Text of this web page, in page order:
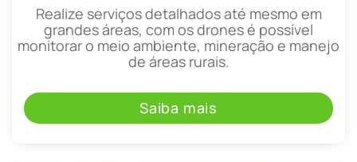
Realize serviços detalhados até mesmo em
grandes áreas, com os drones é possível
monitorar o meio ambiente, mineração e manejo
de áreas rurais.
Saiba mais